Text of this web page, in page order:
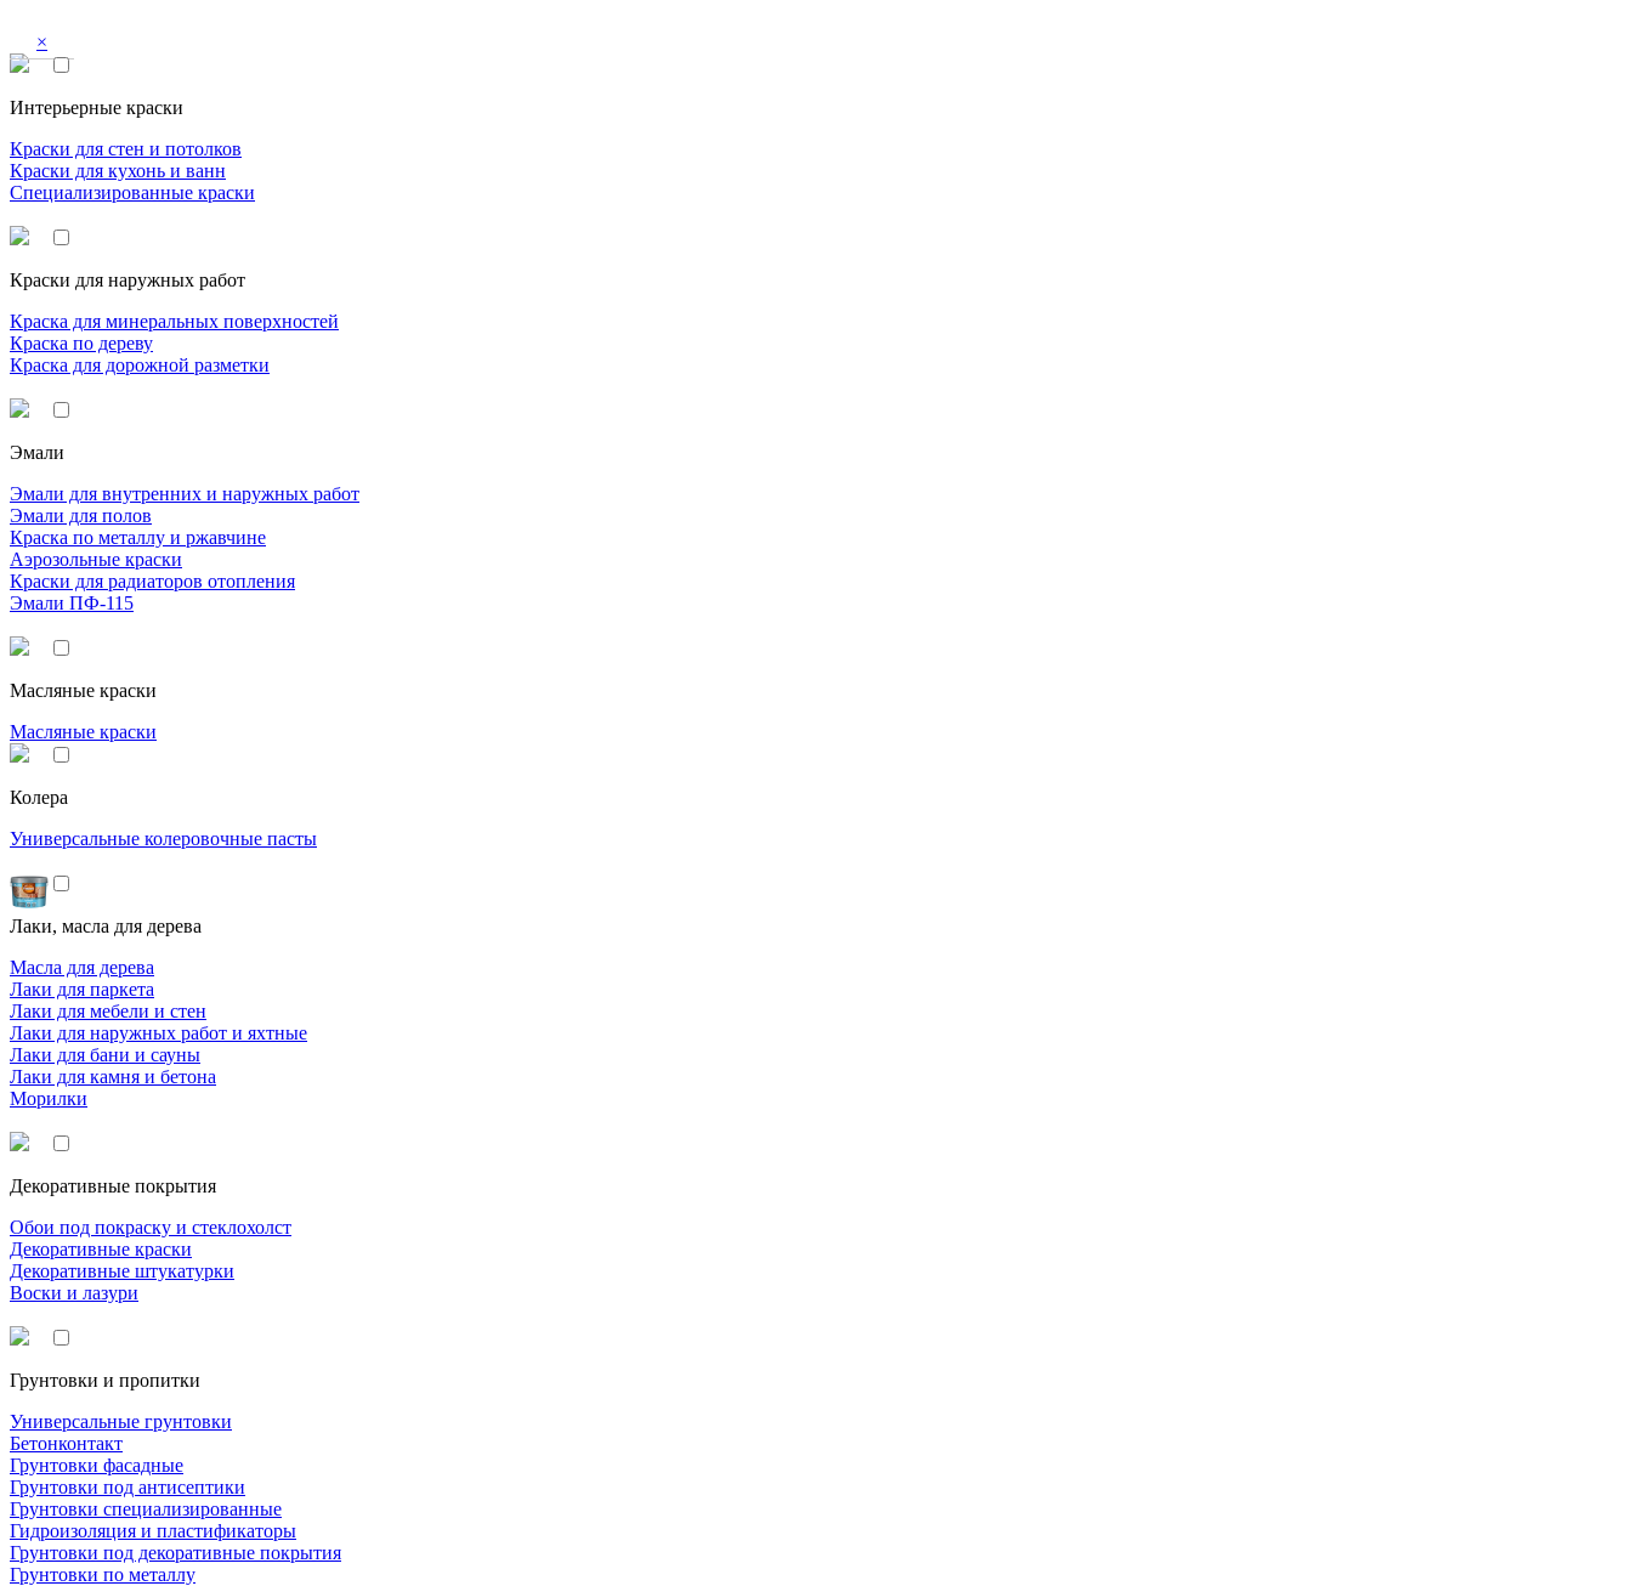
×
Интерьерные краски
Краски для стен и потолков
Краски для кухонь и ванн
Специализированные краски
Краски для наружных работ
Краска для минеральных поверхностей
Краска по дереву
Краска для дорожной разметки
Эмали
Эмали для внутренних и наружных работ
Эмали для полов
Краска по металлу и ржавчине
Аэрозольные краски
Краски для радиаторов отопления
Эмали ПФ-115
Масляные краски
Масляные краски
Колера
Универсальные колеровочные пасты
Лаки, масла для дерева
Масла для дерева
Лаки для паркета
Лаки для мебели и стен
Лаки для наружных работ и яхтные
Лаки для бани и сауны
Лаки для камня и бетона
Морилки
Декоративные покрытия
Обои под покраску и стеклохолст
Декоративные краски
Декоративные штукатурки
Воски и лазури
Грунтовки и пропитки
Универсальные грунтовки
Бетонконтакт
Грунтовки фасадные
Грунтовки под антисептики
Грунтовки специализированные
Гидроизоляция и пластификаторы
Грунтовки под декоративные покрытия
Грунтовки по металлу